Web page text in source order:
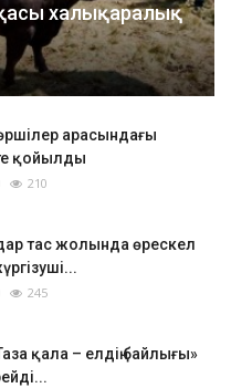
халықаралық
арасындағы
қойылды
210
тас жолында өрескел
245
қала – елдің байлығы»